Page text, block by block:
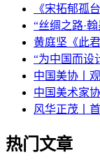
《宋拓郁孤
“丝绸之路·
黄庭坚《此
“为中国而设
中国美协丨
中国美术家
风华正茂丨
热门文章